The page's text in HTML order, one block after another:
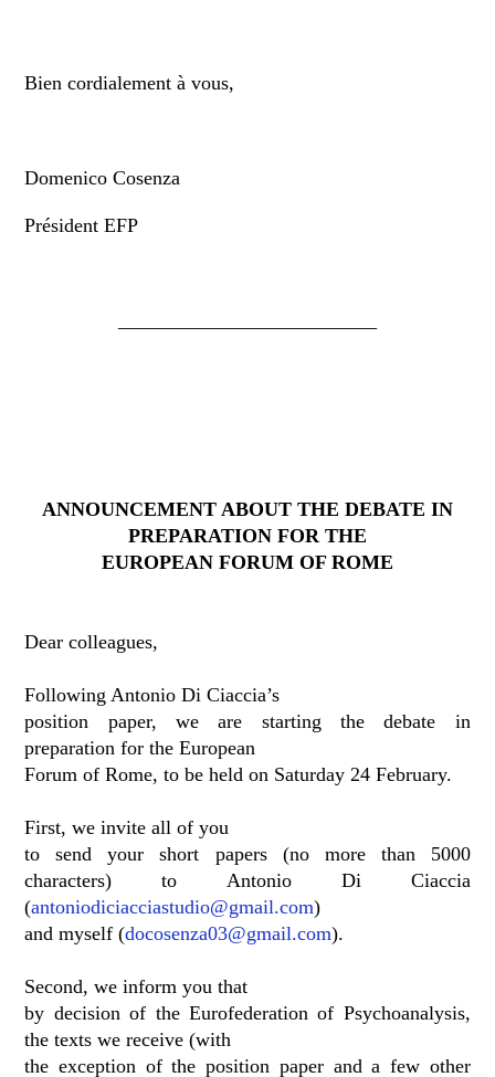
Bien cordialement à vous,
Domenico Cosenza
Président EFP
ANNOUNCEMENT ABOUT THE DEBATE IN
PREPARATION FOR THE
EUROPEAN FORUM OF ROME
Dear colleagues,
Following Antonio Di Ciaccia’s
position paper, we are starting the debate in
preparation for the European
Forum of Rome, to be held on Saturday 24 February.
First, we invite all of you
to send your short papers (no more than 5000
characters) to Antonio Di Ciaccia
(antoniodiciacciastudio@gmail.com)
and myself (docosenza03@gmail.com).
Second, we inform you that
by decision of the Eurofederation of Psychoanalysis,
the texts we receive (with
the exception of the position paper and a few other